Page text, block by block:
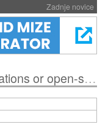
Zadnje novice
source projects.